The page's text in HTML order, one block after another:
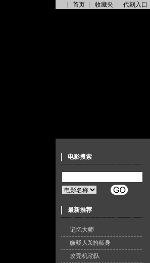
首页 收藏夹 代刻入口
电影搜索
最新推荐
·
记忆大师
·
嫌疑人X的献身
·
攻壳机动队